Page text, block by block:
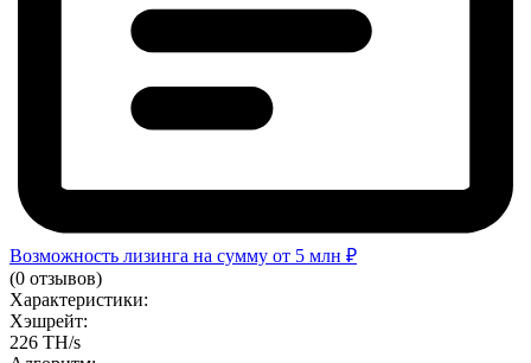
Возможность лизинга на сумму от 5 млн ₽
(0 отзывов)
Характеристики:
Хэшрейт:
226 TH/s